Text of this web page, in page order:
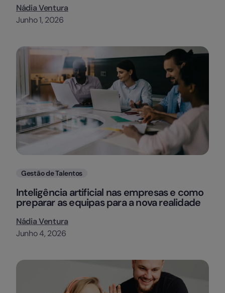
Nádia Ventura
Junho 1, 2026
Categorias
Gestão de Talentos
Inteligência artificial nas empresas e como
preparar as equipas para a nova realidade
Nádia Ventura
Junho 4, 2026